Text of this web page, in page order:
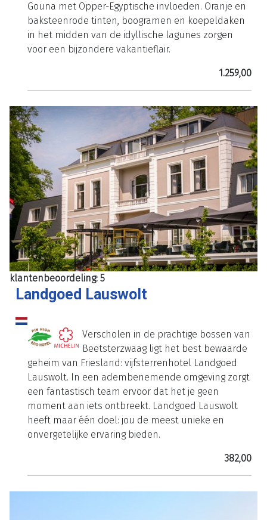
Gouna met Opper-Egyptische invloeden. Oranje en
baksteenrode tinten, boogramen en koepeldaken
in het midden van de idyllische lagunes zorgen
voor een bijzondere vakantieflair.
1.259,00
klantenbeoordeling: 5
Landgoed Lauswolt
Verscholen in de prachtige bossen van
Beetsterzwaag ligt het best bewaarde
geheim van Friesland: vijfsterrenhotel Landgoed
Lauswolt. In een adembenemende omgeving zorgt
een fantastisch team ervoor dat het je geen
moment aan iets ontbreekt. Landgoed Lauswolt
heeft maar één doel: jou de meest unieke en
onvergetelijke ervaring bieden.
382,00